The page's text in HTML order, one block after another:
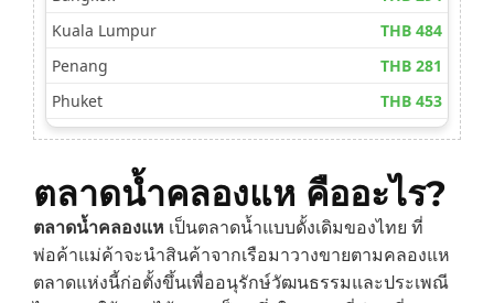
ตลาดน้ำคลองแห คืออะไร?
ตลาดน้ำคลองแห เป็นตลาดน้ำแบบดั้งเดิมของไทย ที่
พ่อค้าแม่ค้าจะนำสินค้าจากเรือมาวางขายตามคลองแห
ตลาดแห่งนี้ก่อตั้งขึ้นเพื่ออนุรักษ์วัฒนธรรมและประเพณี